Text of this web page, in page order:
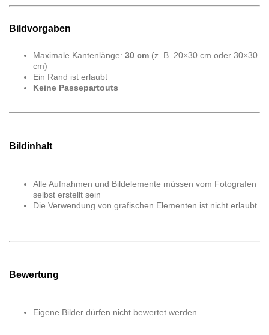
Bildvorgaben
Maximale Kantenlänge: 30 cm (z. B. 20×30 cm oder 30×30
cm)
Ein Rand ist erlaubt
Keine Passepartouts
Bildinhalt
Alle Aufnahmen und Bildelemente müssen vom Fotografen
selbst erstellt sein
Die Verwendung von grafischen Elementen ist nicht erlaubt
Bewertung
Eigene Bilder dürfen nicht bewertet werden